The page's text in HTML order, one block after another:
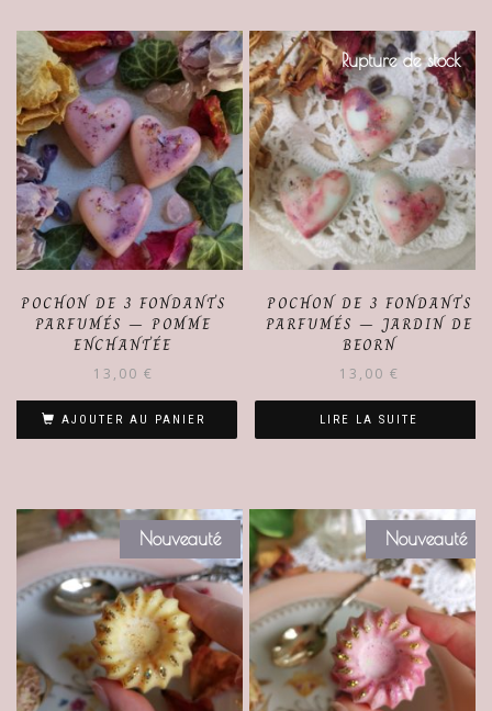
POCHON DE 3 FONDANTS
PARFUMÉS – POMME
ENCHANTÉE
13,00 €
AJOUTER AU PANIER
Rupture de stock
POCHON DE 3 FONDANTS
PARFUMÉS – JARDIN DE
BEORN
13,00 €
LIRE LA SUITE
Nouveauté Nouveauté